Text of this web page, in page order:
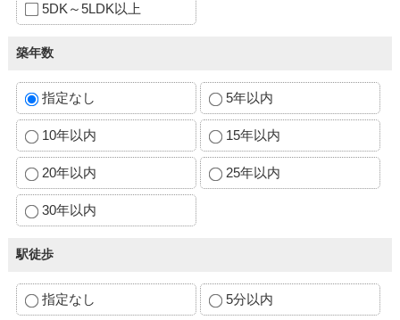
5DK～5LDK以上
築年数
指定なし 5年以内
10年以内 15年以内
20年以内 25年以内
30年以内
駅徒歩
指定なし 5分以内